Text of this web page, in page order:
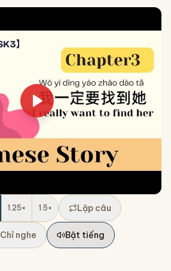
1.25× 1.5× Lặp câu
Chỉ nghe Bật tiếng